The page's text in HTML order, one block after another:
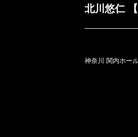
北川悠仁
神奈川 関内ホー